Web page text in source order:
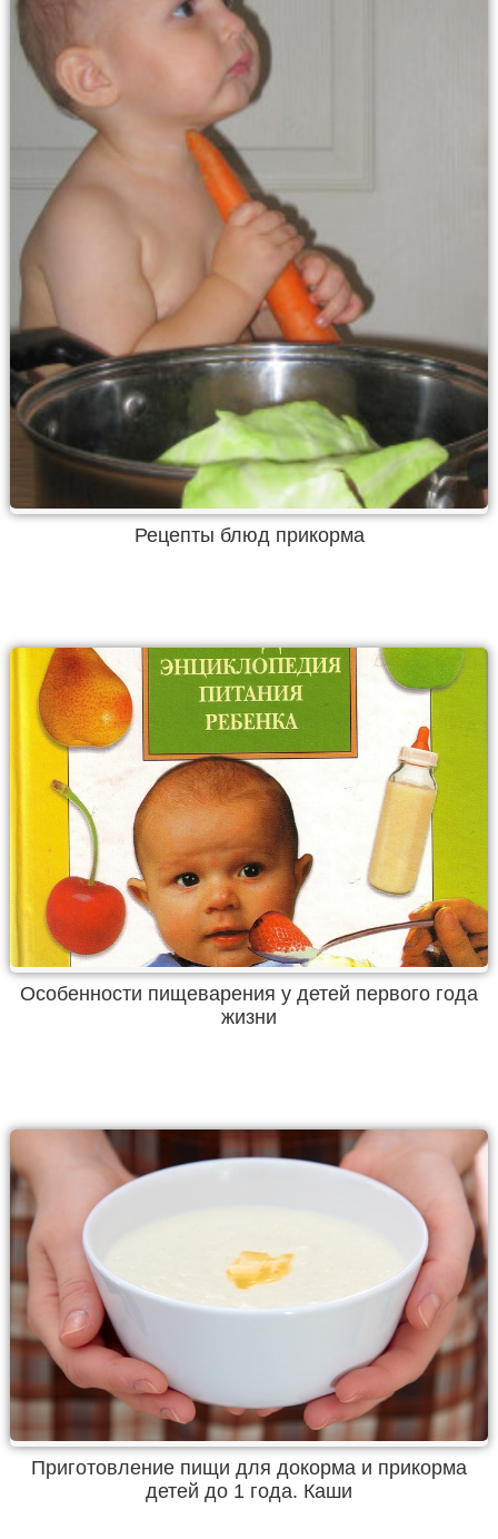
Рецепты блюд прикорма
Особенности пищеварения у детей первого года
жизни
Приготовление пищи для докорма и прикорма
детей до 1 года. Каши